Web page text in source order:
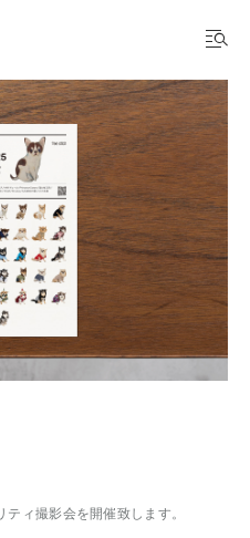
ィ撮影会を開催致します。